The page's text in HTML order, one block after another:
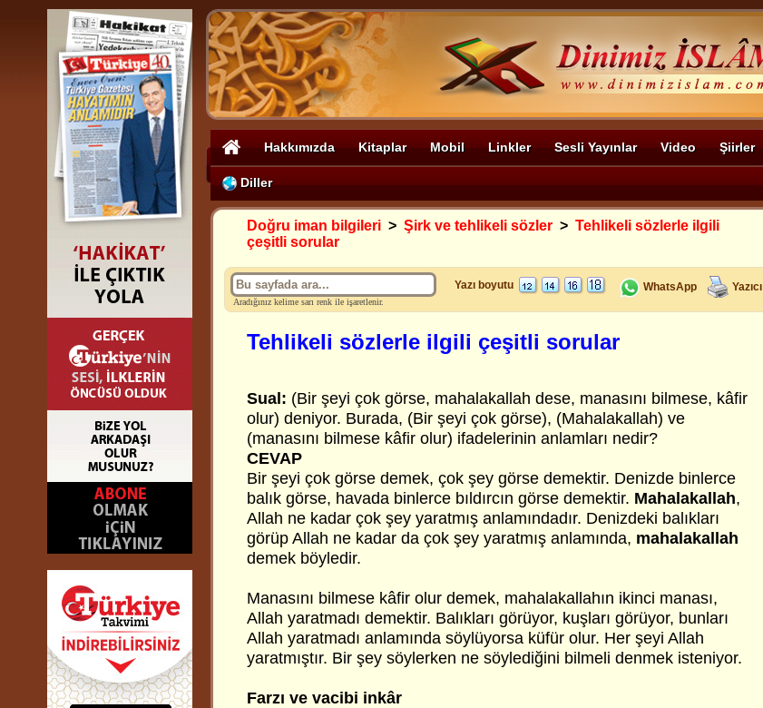
Hakkımızda Kitaplar Mobil Linkler Sesli Yayınlar Video Şiirler
Diller
Doğru iman bilgileri > Şirk ve tehlikeli sözler > Tehlikeli sözlerle ilgili
çeşitli sorular
Aradığınız kelime sarı renk ile işaretlenir.
Yazı boyutu WhatsApp Yazıcı
Tehlikeli sözlerle ilgili çeşitli sorular
Sual: (Bir şeyi çok görse, mahalakallah dese, manasını bilmese, kâfir
olur) deniyor. Burada, (Bir şeyi çok görse), (Mahalakallah) ve
(manasını bilmese kâfir olur) ifadelerinin anlamları nedir?
CEVAP
Bir şeyi çok görse demek, çok şey görse demektir. Denizde binlerce
balık görse, havada binlerce bıldırcın görse demektir. Mahalakallah,
Allah ne kadar çok şey yaratmış anlamındadır. Denizdeki balıkları
görüp Allah ne kadar da çok şey yaratmış anlamında, mahalakallah
demek böyledir.
Manasını bilmese kâfir olur demek, mahalakallahın ikinci manası,
Allah yaratmadı demektir. Balıkları görüyor, kuşları görüyor, bunları
Allah yaratmadı anlamında söylüyorsa küfür olur. Her şeyi Allah
yaratmıştır. Bir şey söylerken ne söylediğini bilmeli denmek isteniyor.
Farzı ve vacibi inkâr